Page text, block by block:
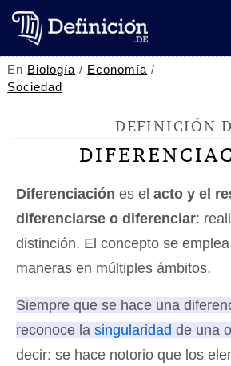
En Biología / Economía /
Sociedad
DEFINICIÓN
Diferenciación es el acto y el
diferenciarse o diferenciar:
distinción. El concepto se
maneras en múltiples ámbitos.
Siempre que se hace una
reconoce la singularidad de una
decir: se hace notorio que los